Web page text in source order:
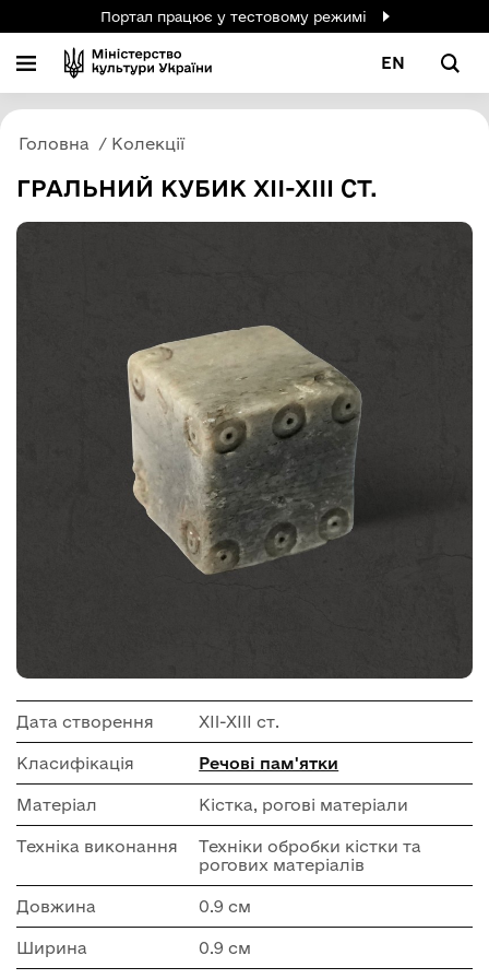
Портал працює у тестовому режимі
EN
Головна Колекції
ГРАЛЬНИЙ КУБИК XII-XIII СТ.
Дата створення XII-XIII ст.
Класифікація Речові пам'ятки
Матеріал Кістка, рогові матеріали
Техніка виконання
Техніки обробки кістки та
рогових матеріалів
Довжина 0.9 см
Ширина 0.9 см